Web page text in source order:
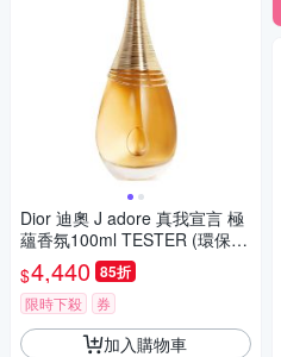
Dior 迪奧 J adore 真我宣言 極
蘊香氛100ml TESTER (環保
盒)
$4,440 85折
限時下殺 券
加入購物車